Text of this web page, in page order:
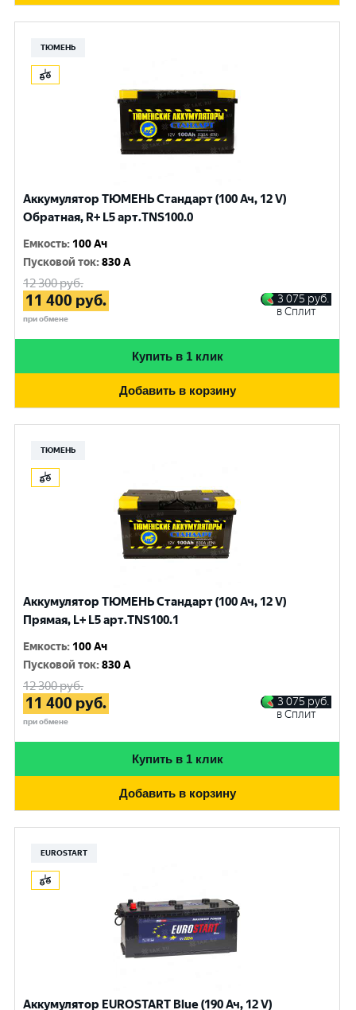
ТЮМЕНЬ
Аккумулятор ТЮМЕНЬ Стандарт (100 Ач, 12 V)
Обратная, R+ L5 арт.TNS100.0
Емкость: 100 Ач
Пусковой ток:830 A
12 300руб.
11 400 руб.
при обмене
3 075 руб.
в Сплит
Купить в 1 клик
Добавить в корзину
ТЮМЕНЬ
Аккумулятор ТЮМЕНЬ Стандарт (100 Ач, 12 V)
Прямая, L+ L5 арт.TNS100.1
Емкость: 100 Ач
Пусковой ток:830 A
12 300руб.
11 400 руб.
при обмене
3 075 руб.
в Сплит
Купить в 1 клик
Добавить в корзину
EUROSTART
Аккумулятор EUROSTART Blue (190 Ач, 12 V)